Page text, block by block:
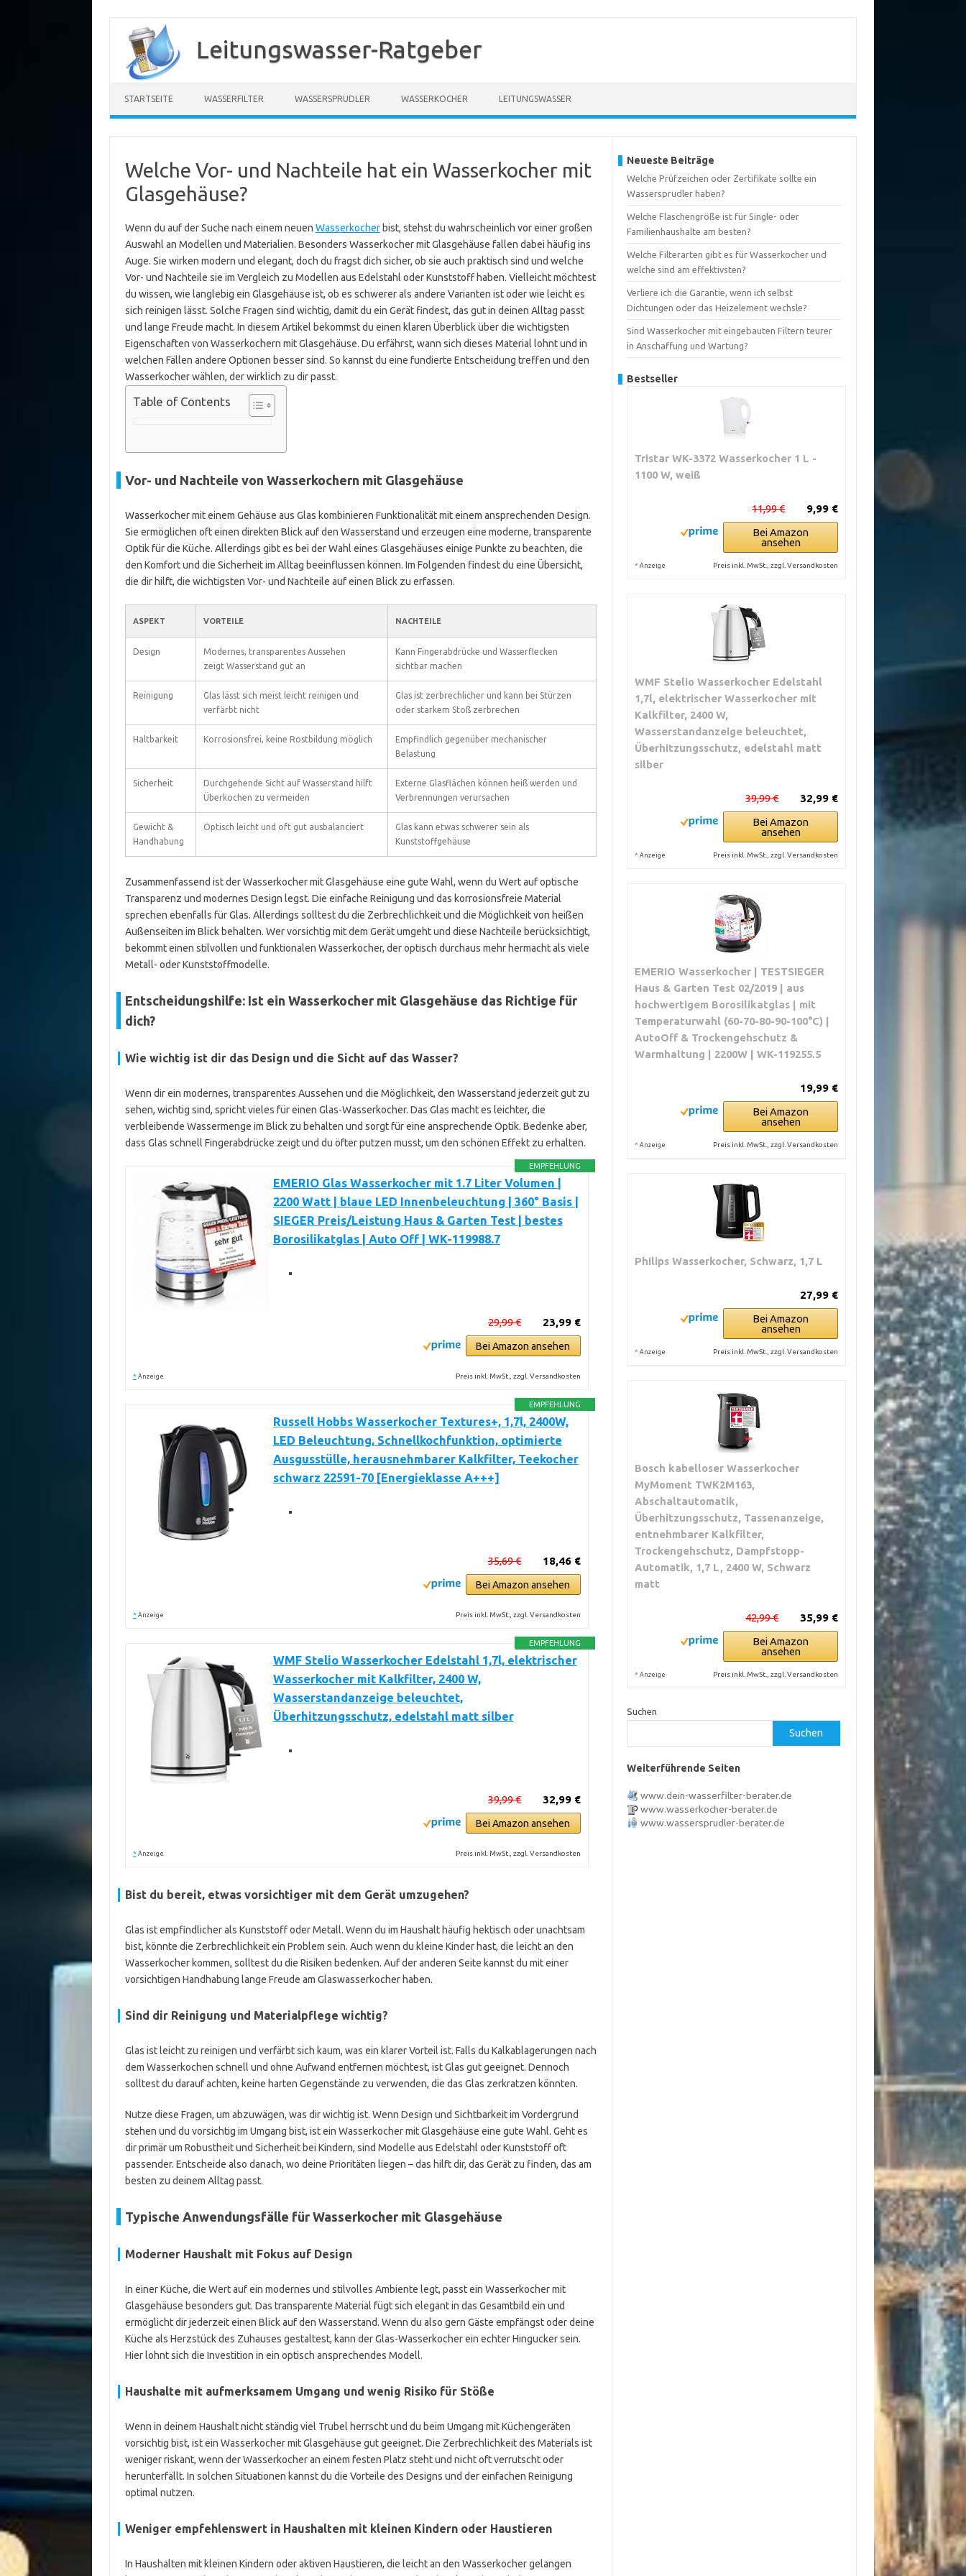
Inhalt
springen
Leitungswasser-Ratgeber
STARTSEITE WASSERFILTER WASSERSPRUDLER WASSERKOCHER LEITUNGSWASSER
Welche Vor- und Nachteile hat ein Wasserkocher mit
Glasgehäuse?
Wenn du auf der Suche nach einem neuen Wasserkocherbist, stehst du wahrscheinlich vor einer großen
Auswahl an Modellen und Materialien. Besonders Wasserkocher mit Glasgehäuse fallen dabei häufig ins
Auge. Sie wirken modern und elegant, doch du fragst dich sicher, ob sie auch praktisch sind und welche
Vor- und Nachteile sie im Vergleich zu Modellen aus Edelstahl oder Kunststoff haben. Vielleicht möchtest
du wissen, wie langlebig ein Glasgehäuse ist, ob es schwerer als andere Varianten ist oder wie leicht es
sich reinigen lässt. Solche Fragen sind wichtig, damit du ein Gerät findest, das gut in deinen Alltag passt
und lange Freude macht. In diesem Artikel bekommst du einen klaren Überblick über die wichtigsten
Eigenschaften von Wasserkochern mit Glasgehäuse. Du erfährst, wann sich dieses Material lohnt und in
welchen Fällen andere Optionen besser sind. So kannst du eine fundierte Entscheidung treffen und den
Wasserkocher wählen, der wirklich zu dir passt.
Table of Contents
Vor- und Nachteile von Wasserkochern mit Glasgehäuse
Wasserkocher mit einem Gehäuse aus Glas kombinieren Funktionalität mit einem ansprechenden Design.
Sie ermöglichen oft einen direkten Blick auf den Wasserstand und erzeugen eine moderne, transparente
Optik für die Küche. Allerdings gibt es bei der Wahl eines Glasgehäuses einige Punkte zu beachten, die
den Komfort und die Sicherheit im Alltag beeinflussen können. Im Folgenden findest du eine Übersicht,
die dir hilft, die wichtigsten Vor- und Nachteile auf einen Blick zu erfassen.
ASPEKT VORTEILE NACHTEILE
Design
Modernes, transparentes Aussehen
zeigt Wasserstand gut an
Kann Fingerabdrücke und Wasserflecken
sichtbar machen
Reinigung
Glas lässt sich meist leicht reinigen und
verfärbt nicht
Glas ist zerbrechlicher und kann bei Stürzen
oder starkem Stoß zerbrechen
Haltbarkeit Korrosionsfrei, keine Rostbildung möglich
Empfindlich gegenüber mechanischer
Belastung
Sicherheit
Durchgehende Sicht auf Wasserstand hilft
Überkochen zu vermeiden
Externe Glasflächen können heiß werden und
Verbrennungen verursachen
Gewicht &
Handhabung
Optisch leicht und oft gut ausbalanciert
Glas kann etwas schwerer sein als
Kunststoffgehäuse
Zusammenfassend ist der Wasserkocher mit Glasgehäuse eine gute Wahl, wenn du Wert auf optische
Transparenz und modernes Design legst. Die einfache Reinigung und das korrosionsfreie Material
sprechen ebenfalls für Glas. Allerdings solltest du die Zerbrechlichkeit und die Möglichkeit von heißen
Außenseiten im Blick behalten. Wer vorsichtig mit dem Gerät umgeht und diese Nachteile berücksichtigt,
bekommt einen stilvollen und funktionalen Wasserkocher, der optisch durchaus mehr hermacht als viele
Metall- oder Kunststoffmodelle.
Entscheidungshilfe: Ist ein Wasserkocher mit Glasgehäuse das Richtige für
dich?
Wie wichtig ist dir das Design und die Sicht auf das Wasser?
Wenn dir ein modernes, transparentes Aussehen und die Möglichkeit, den Wasserstand jederzeit gut zu
sehen, wichtig sind, spricht vieles für einen Glas-Wasserkocher. Das Glas macht es leichter, die
verbleibende Wassermenge im Blick zu behalten und sorgt für eine ansprechende Optik. Bedenke aber,
dass Glas schnell Fingerabdrücke zeigt und du öfter putzen musst, um den schönen Effekt zu erhalten.
EMPFEHLUNG
EMERIO Glas Wasserkocher mit 1.7 Liter Volumen |
2200 Watt | blaue LED Innenbeleuchtung | 360° Basis |
SIEGER Preis/Leistung Haus & Garten Test | bestes
Borosilikatglas | Auto Off | WK-119988.7
23,99 €
29,99 €
Bei Amazon ansehen
* Anzeige Preis inkl. MwSt., zzgl. Versandkosten
EMPFEHLUNG
Russell Hobbs Wasserkocher Textures+, 1,7l, 2400W,
LED Beleuchtung, Schnellkochfunktion, optimierte
Ausgusstülle, herausnehmbarer Kalkfilter, Teekocher
schwarz 22591-70 [Energieklasse A+++]
18,46 €
35,69 €
Bei Amazon ansehen
* Anzeige Preis inkl. MwSt., zzgl. Versandkosten
EMPFEHLUNG
WMF Stelio Wasserkocher Edelstahl 1,7l, elektrischer
Wasserkocher mit Kalkfilter, 2400 W,
Wasserstandanzeige beleuchtet,
Überhitzungsschutz, edelstahl matt silber
32,99 €
39,99 €
Bei Amazon ansehen
* Anzeige Preis inkl. MwSt., zzgl. Versandkosten
Bist du bereit, etwas vorsichtiger mit dem Gerät umzugehen?
Glas ist empfindlicher als Kunststoff oder Metall. Wenn du im Haushalt häufig hektisch oder unachtsam
bist, könnte die Zerbrechlichkeit ein Problem sein. Auch wenn du kleine Kinder hast, die leicht an den
Wasserkocher kommen, solltest du die Risiken bedenken. Auf der anderen Seite kannst du mit einer
vorsichtigen Handhabung lange Freude am Glaswasserkocher haben.
Sind dir Reinigung und Materialpflege wichtig?
Glas ist leicht zu reinigen und verfärbt sich kaum, was ein klarer Vorteil ist. Falls du Kalkablagerungen nach
dem Wasserkochen schnell und ohne Aufwand entfernen möchtest, ist Glas gut geeignet. Dennoch
solltest du darauf achten, keine harten Gegenstände zu verwenden, die das Glas zerkratzen könnten.
Nutze diese Fragen, um abzuwägen, was dir wichtig ist. Wenn Design und Sichtbarkeit im Vordergrund
stehen und du vorsichtig im Umgang bist, ist ein Wasserkocher mit Glasgehäuse eine gute Wahl. Geht es
dir primär um Robustheit und Sicherheit bei Kindern, sind Modelle aus Edelstahl oder Kunststoff oft
passender. Entscheide also danach, wo deine Prioritäten liegen – das hilft dir, das Gerät zu finden, das am
besten zu deinem Alltag passt.
Typische Anwendungsfälle für Wasserkocher mit Glasgehäuse
Moderner Haushalt mit Fokus auf Design
In einer Küche, die Wert auf ein modernes und stilvolles Ambiente legt, passt ein Wasserkocher mit
Glasgehäuse besonders gut. Das transparente Material fügt sich elegant in das Gesamtbild ein und
ermöglicht dir jederzeit einen Blick auf den Wasserstand. Wenn du also gern Gäste empfängst oder deine
Küche als Herzstück des Zuhauses gestaltest, kann der Glas-Wasserkocher ein echter Hingucker sein.
Hier lohnt sich die Investition in ein optisch ansprechendes Modell.
Haushalte mit aufmerksamem Umgang und wenig Risiko für Stöße
Wenn in deinem Haushalt nicht ständig viel Trubel herrscht und du beim Umgang mit Küchengeräten
vorsichtig bist, ist ein Wasserkocher mit Glasgehäuse gut geeignet. Die Zerbrechlichkeit des Materials ist
weniger riskant, wenn der Wasserkocher an einem festen Platz steht und nicht oft verrutscht oder
herunterfällt. In solchen Situationen kannst du die Vorteile des Designs und der einfachen Reinigung
optimal nutzen.
Weniger empfehlenswert in Haushalten mit kleinen Kindern oder Haustieren
In Haushalten mit kleinen Kindern oder aktiven Haustieren, die leicht an den Wasserkocher gelangen
Neueste Beiträge
Welche Prüfzeichen oder Zertifikate sollte ein
Wassersprudler haben?
Welche Flaschengröße ist für Single- oder
Familienhaushalte am besten?
Welche Filterarten gibt es für Wasserkocher und
welche sind am effektivsten?
Verliere ich die Garantie, wenn ich selbst
Dichtungen oder das Heizelement wechsle?
Sind Wasserkocher mit eingebauten Filtern teurer
in Anschaffung und Wartung?
Bestseller
Tristar WK-3372 Wasserkocher 1 L -
1100 W, weiß
9,99 €
11,99 €
Bei Amazon
ansehen
* Anzeige Preis inkl. MwSt., zzgl. Versandkosten
WMF Stelio Wasserkocher Edelstahl
1,7l, elektrischer Wasserkocher mit
Kalkfilter, 2400 W,
Wasserstandanzeige beleuchtet,
Überhitzungsschutz, edelstahl matt
silber
32,99 €
39,99 €
Bei Amazon
ansehen
* Anzeige Preis inkl. MwSt., zzgl. Versandkosten
EMERIO Wasserkocher | TESTSIEGER
Haus & Garten Test 02/2019 | aus
hochwertigem Borosilikatglas | mit
Temperaturwahl (60-70-80-90-100°C) |
AutoOff & Trockengehschutz &
Warmhaltung | 2200W | WK-119255.5
19,99 €
Bei Amazon
ansehen
* Anzeige Preis inkl. MwSt., zzgl. Versandkosten
Philips Wasserkocher, Schwarz, 1,7 L
27,99 €
Bei Amazon
ansehen
* Anzeige Preis inkl. MwSt., zzgl. Versandkosten
Bosch kabelloser Wasserkocher
MyMoment TWK2M163,
Abschaltautomatik,
Überhitzungsschutz, Tassenanzeige,
entnehmbarer Kalkfilter,
Trockengehschutz, Dampfstopp-
Automatik, 1,7 L, 2400 W, Schwarz
matt
35,99 €
42,99 €
Bei Amazon
ansehen
* Anzeige Preis inkl. MwSt., zzgl. Versandkosten
Suchen
Suchen
Weiterführende Seiten
www.dein-wasserfilter-berater.de
www.wasserkocher-berater.de
www.wassersprudler-berater.de